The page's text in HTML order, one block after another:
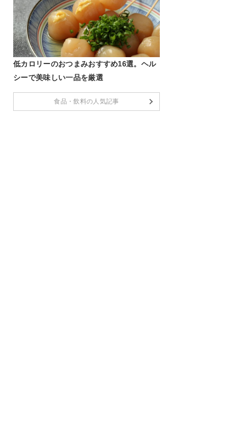
低カロリーのおつまみおすすめ16選。ヘル
シーで美味しい一品を厳選
食品・飲料の人気記事